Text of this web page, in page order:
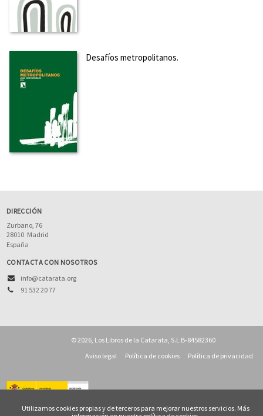
Desafíos metropolitanos.
DIRECCIÓN
Zurbano, 76
28010 Madrid
España
CONTACTA CON NOSOTROS
info@catarata.org
91 532 20 77
© 2026, Los Libros de la Catarata, S.L B-84582360
Aviso legal
Política de cookies Política de privacidad
Utilizamos cookies propias y de terceros para mejorar nuestros servicios. Más